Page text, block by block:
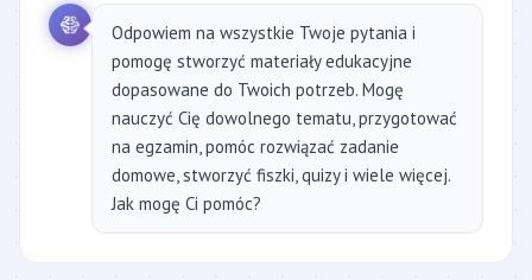
Odpowiem na wszystkie Twoje pytania i
pomogę stworzyć materiały edukacyjne
dopasowane do Twoich potrzeb. Mogę
nauczyć Cię dowolnego tematu, przygotować
na egzamin, pomóc rozwiązać zadanie
domowe, stworzyć fiszki, quizy i wiele więcej.
Jak mogę Ci pomóc?